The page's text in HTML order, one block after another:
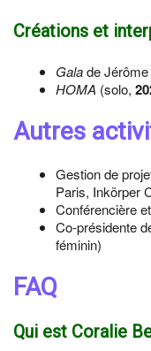
Créations et
Galade
HOMA (solo,
Autres
Gestion de
Paris, Inkörper
Conférencière
Co-présidente
féminin)
FAQ
Qui est Coralie